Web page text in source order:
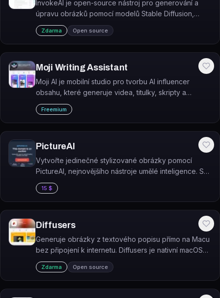
InvokeAI je open-source nástroj pro generování a
úpravu obrázků pomocí modelů Stable Diffusion,
určený k provozu lokálně na vlastním hardware.
Zdarma Open source
Moji Writing Assistant
Moji AI je mobilní studio pro tvorbu AI influencer
obsahu, které generuje videa, titulky, skripty a
brandové materiály bez nutnosti natáčet se.
Freemium
PictureAI
Vytvořte jedinečné stylizované obrázky pomocí
PictureAI, nejnovějšího nástroje umělé inteligence. S
tímto revolučním nástrojem můžete snadno vytvářet
originální a zajímavé obrázky, které se budou…
15 $
Diffusers
Generuje obrázky z textového popisu přímo na Macu
bez připojení k internetu. Diffusers je nativní macOS
aplikace od Hugging Face využívající modely Stable
Diffusion optimalizované přes Core ML.
Zdarma Open source